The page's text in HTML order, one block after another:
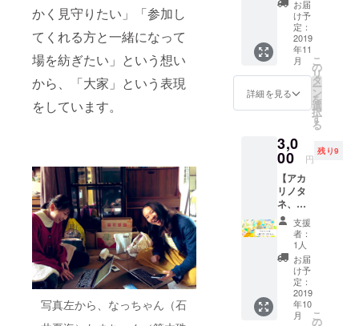
かく見守りたい」「参加し
てくれる方と一緒になって
場を紡ぎたい」という想い
から、「大家」という表現
をしています。
写真左から、なっちゃん（石
のない
ように
ご記入
くださ
い。
るタネ
を一緒
に見つ
めさせ
てくだ
さい。
アカリ
「企画
づく
「小さ
な挑
戦」の
個別相
談に乗
らせて
いただ
きま
す。お
申し込
みいた
だいて
思って
いる方
へ】
「場づ
くり仲
間がほ
しい」
「ほっ
るよう
な空間
をつ
くって
みた
い」
「目の
前にい
る人
の”大
切”を一
緒に大
切にし
たい」
という
お届
け予
定：
2019
年11
月
詳細を見る
こ
の
リ
タ
ー
ン
を
選
択
す
る
3,0
00 円
残り9
【アカ
リノタ
ネ、一
緒に作
りませ
か？】
ほっこ
りした
場をつ
くって
みたい
支援
者：
1人
お届
け予
定：
2019
年10
月
こ
の